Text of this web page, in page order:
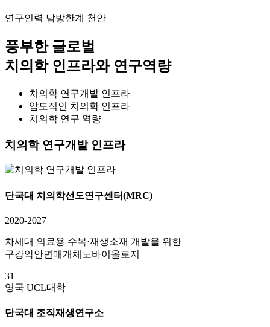
연구인력 남방한계 천안
풍부한 글로벌
치의학 인프라와 연구역량
치의학 연구개발 인프라
압도적인 치의학 인프라
치의학 연구 역량
치의학 연구개발 인프라
단국대 치의학선도연구센터(MRC)
2020-2027
차세대 의료용 수복·재생소재 개발을 위한
구강악안면매개체노바이올로지
31
영국 UCL대학
단국대 조직재생연구소